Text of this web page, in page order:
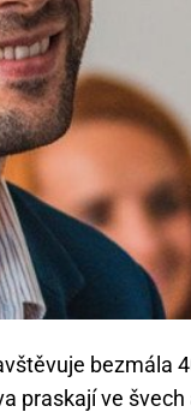
bezmála
praskají ve